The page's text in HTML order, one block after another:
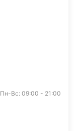
Пн-Вс: 09:00 - 21:00